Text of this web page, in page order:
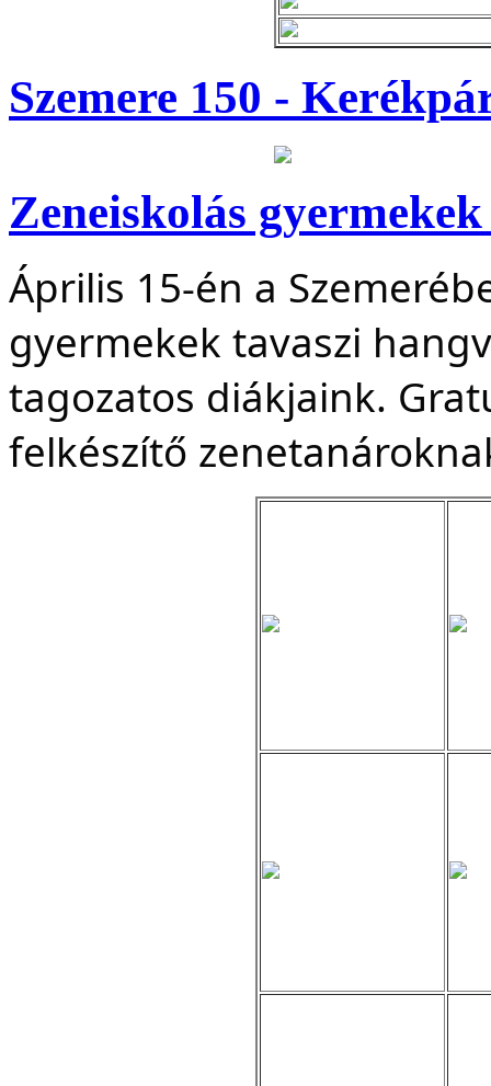
Szemere 150 -
Zeneiskolás
Április 15-én a
gyermekek tavaszi
tagozatos diákjaink.
felkészítő